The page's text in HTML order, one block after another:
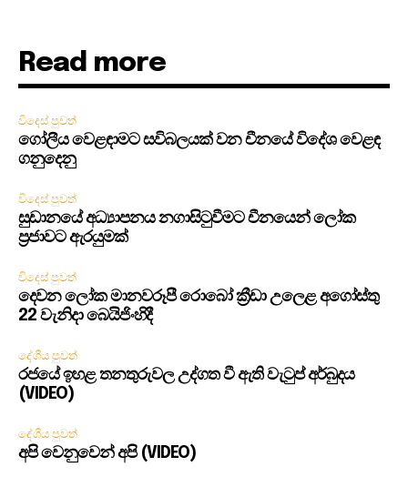
Read more
විදෙස් පුවත්
ගෝලීය වෙළඳාමට සවිබලයක් වන චීනයේ විදේශ වෙළඳ
ගනුදෙනු
විදෙස් පුවත්
සුඩානයේ අධ්‍යාපනය නගාසිටුවීමට චීනයෙන් ලෝක
ප්‍රජාවට ඇරයුමක්
විදෙස් පුවත්
දෙවන ලෝක මානවරූපී රොබෝ ක්‍රීඩා උලෙළ අගෝස්තු
22 වැනිදා බෙයිජිංහිදී
දේශීය පුවත්
රජයේ ඉහළ තනතුරුවල උද්ගත වී ඇති වැටුප් අර්බුදය
(VIDEO)
දේශීය පුවත්
අපි වෙනුවෙන් අපි (VIDEO)